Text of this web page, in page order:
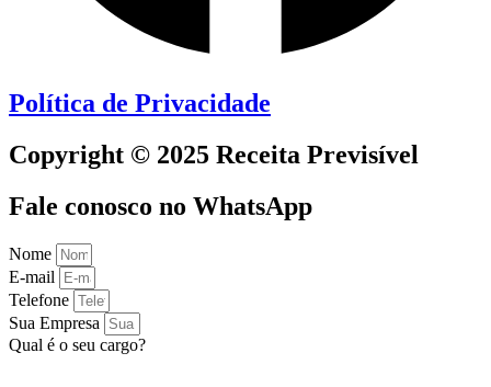
Política de Privacidade
Copyright © 2025 Receita Previsível
Fale conosco no WhatsApp
Nome
E-mail
Telefone
Sua Empresa
Qual é o seu cargo?